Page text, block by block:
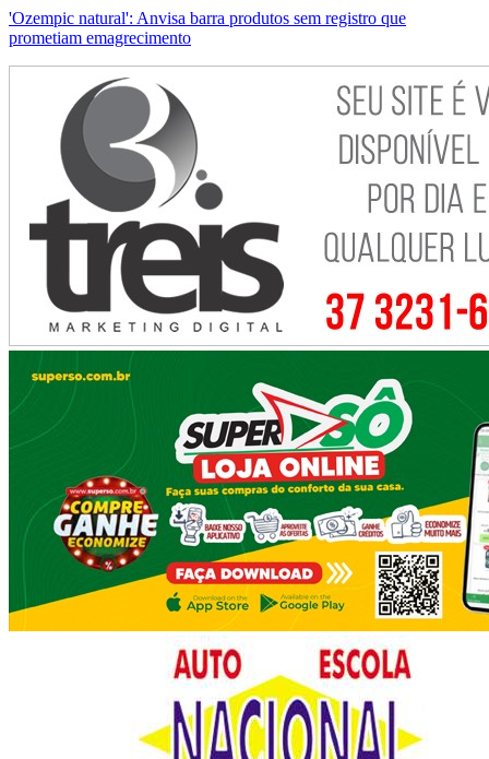
'Ozempic natural': Anvisa barra produtos sem registro que
prometiam emagrecimento